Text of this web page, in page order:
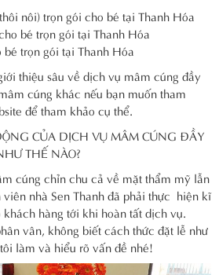
nôi) trọn gói cho bé tại Thanh Hóa
bé trọn gói tại Thanh Hóa
trọn gói tại Thanh Hóa
thiệu sâu về dịch vụ mâm cúng đầy
cúng khác nếu bạn muốn tham
để tham khảo cụ thể.
CỦA DỊCH VỤ MÂM CÚNG ĐẦY
THẾ NÀO?
cúng chỉn chu cả về mặt thẩm mỹ lẫn
nhà Sen Thanh đã phải thực hiện kĩ
hàng tới khi hoàn tất dịch vụ.
vân, không biết cách thức đặt lễ như
làm và hiểu rõ vấn đề nhé!